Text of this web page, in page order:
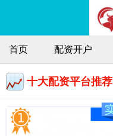
首页 配资开户
十大配资平台推荐